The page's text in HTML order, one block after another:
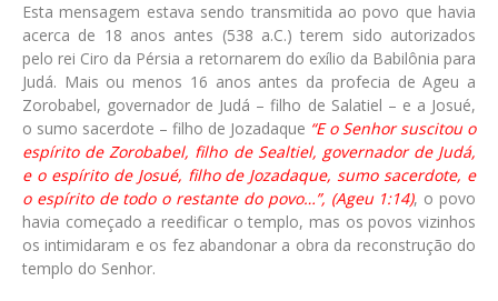
Esta mensagem estava sendo transmitida ao povo que havia
acerca de 18 anos antes (538 a.C.) terem sido autorizados
pelo rei Ciro da Pérsia a retornarem do exílio da Babilônia para
Judá. Mais ou menos 16 anos antes da profecia de Ageu a
Zorobabel, governador de Judá – filho de Salatiel – e a Josué,
o sumo sacerdote – filho de Jozadaque “E o Senhor suscitou o
espírito de Zorobabel, filho de Sealtiel, governador de Judá,
e o espírito de Josué, filho de Jozadaque, sumo sacerdote, e
o espírito de todo o restante do povo…”, (Ageu 1:14), o povo
havia começado a reedificar o templo, mas os povos vizinhos
os intimidaram e os fez abandonar a obra da reconstrução do
templo do Senhor.